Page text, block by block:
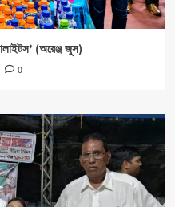
(অরেঞ্জ জুস)
0